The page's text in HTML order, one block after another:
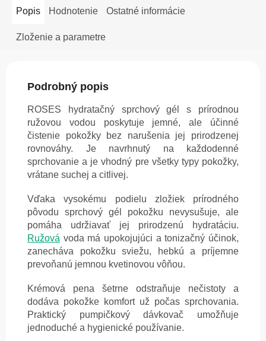
Popis Hodnotenie Ostatné informácie
Zloženie a parametre
Podrobný popis
ROSES hydratačný sprchový gél s prírodnou
ružovou vodou poskytuje jemné, ale účinné
čistenie pokožky bez narušenia jej prirodzenej
rovnováhy. Je navrhnutý na každodenné
sprchovanie a je vhodný pre všetky typy pokožky,
vrátane suchej a citlivej.
Vďaka vysokému podielu zložiek prírodného
pôvodu sprchový gél pokožku nevysušuje, ale
pomáha udržiavať jej prirodzenú hydratáciu.
Ružová voda má upokojujúci a tonizačný účinok,
zanecháva pokožku sviežu, hebkú a príjemne
prevoňanú jemnou kvetinovou vôňou.
Krémová pena šetrne odstraňuje nečistoty a
dodáva pokožke komfort už počas sprchovania.
Praktický pumpičkový dávkovač umožňuje
jednoduché a hygienické používanie.